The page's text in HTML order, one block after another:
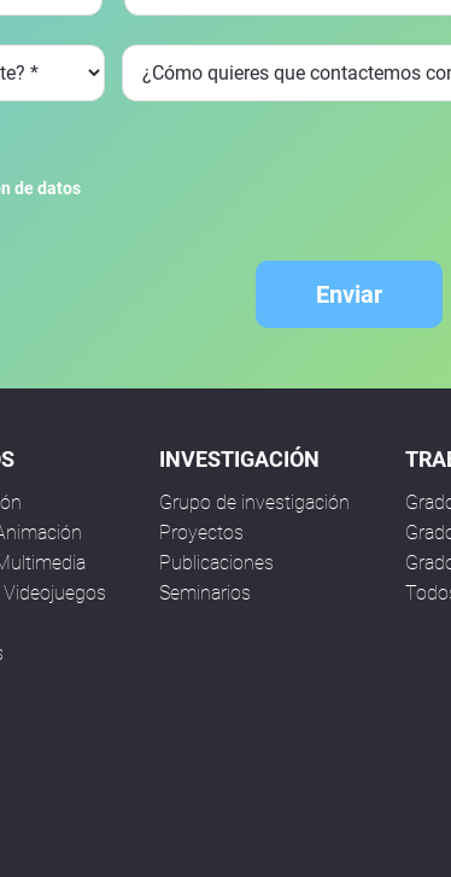
de datos
Enviar
INVESTIGACIÓN
Grupo de investigación
Proyectos
Publicaciones
Seminarios